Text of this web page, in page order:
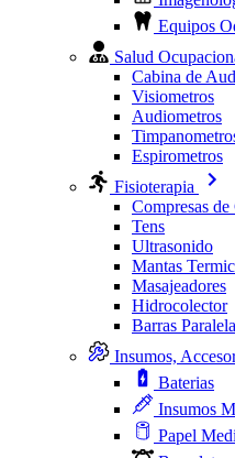
Equipos
Salud
Cabina de
Visiometros
Audiometros
Espirometros
Fisioterapia
Compresas de
Tens
Ultrasonido
Mantas
Masajeadores
Hidrocolector
Barras
Insumos,
Baterias
Insumos
Papel